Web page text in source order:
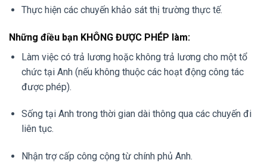
Thực hiện các chuyến khảo sát thị trường thực tế.
Những điều bạn KHÔNG ĐƯỢC PHÉP làm:
Làm việc có trả lương hoặc không trả lương cho một tổ
chức tại Anh (nếu không thuộc các hoạt động công tác
được phép).
Sống tại Anh trong thời gian dài thông qua các chuyến đi
liên tục.
Nhận trợ cấp công cộng từ chính phủ Anh.